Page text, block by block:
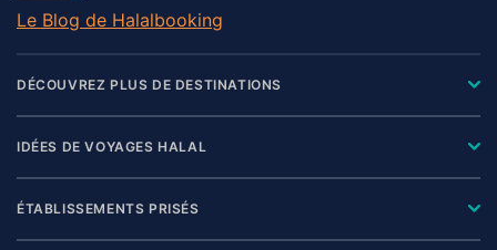
Le Blog de Halalbooking
DÉCOUVREZ PLUS DE DESTINATIONS
IDÉES DE VOYAGES HALAL
ÉTABLISSEMENTS PRISÉS